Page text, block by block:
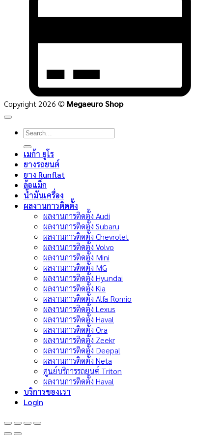
Copyright 2026 © Megaeuro Shop
Search
เมก้า ยูโร
ยางรถยนต์
ยาง Runflat
ล้อแม็ก
น้ำมันเครื่อง
ผลงานการติดตั้ง
ผลงานการติดตั้ง Audi
ผลงานการติดตั้ง Subaru
ผลงานการติดตั้ง Chevrolet
ผลงานการติดตั้ง Volvo
ผลงานการติดตั้ง Mini
ผลงานการติดตั้ง MG
ผลงานการติดตั้ง Hyundai
ผลงานการติดตั้ง Kia
ผลงานการติดตั้ง Alfa Romio
ผลงานการติดตั้ง Lexus
ผลงานการติดตั้ง Haval
ผลงานการติดตั้ง Ora
ผลงานการติดตั้ง Zeekr
ผลงานการติดตั้ง Deepal
ผลงานการติดตั้ง Neta
ศูนย์บริการรถยนต์ Triton
ผลงานการติดตั้ง Haval
บริการของเรา
Login